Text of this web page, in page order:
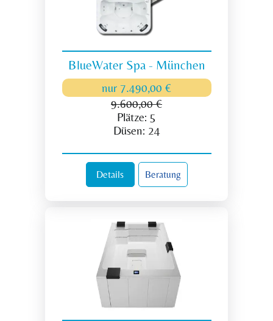
BlueWater Spa - München
nur 7.490,00 €
9.600,00 €
Plätze: 5
Düsen: 24
Details Beratung